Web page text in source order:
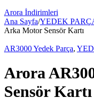
Arora İndirimleri
Ana Sayfa/YEDEK
Arka Motor Sensör Kartı
AR3000 Yedek Parça,
Arora
Sensör Kartı